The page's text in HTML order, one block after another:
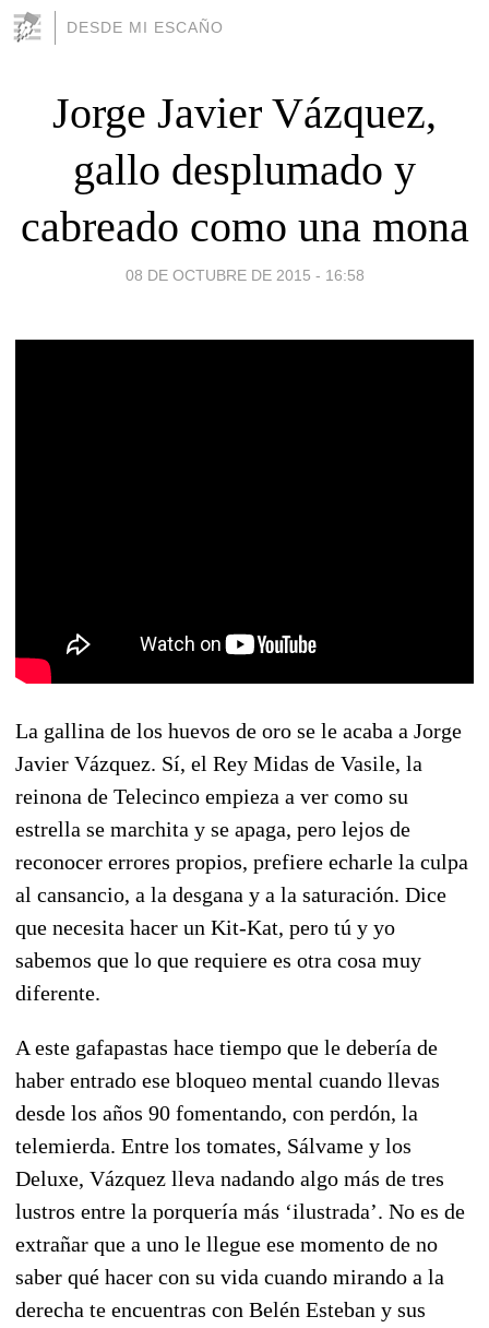
DESDE MI ESCAÑO
Jorge Javier Vázquez,
gallo desplumado y
cabreado como una mona
08 DE OCTUBRE DE 2015 - 16:58
La gallina de los huevos de oro se le acaba a Jorge
Javier Vázquez. Sí, el Rey Midas de Vasile, la
reinona de Telecinco empieza a ver como su
estrella se marchita y se apaga, pero lejos de
reconocer errores propios, prefiere echarle la culpa
al cansancio, a la desgana y a la saturación. Dice
que necesita hacer un Kit-Kat, pero tú y yo
sabemos que lo que requiere es otra cosa muy
diferente.
A este gafapastas hace tiempo que le debería de
haber entrado ese bloqueo mental cuando llevas
desde los años 90 fomentando, con perdón, la
telemierda. Entre los tomates, Sálvame y los
Deluxe, Vázquez lleva nadando algo más de tres
lustros entre la porquería más ‘ilustrada’. No es de
extrañar que a uno le llegue ese momento de no
saber qué hacer con su vida cuando mirando a la
derecha te encuentras con Belén Esteban y sus